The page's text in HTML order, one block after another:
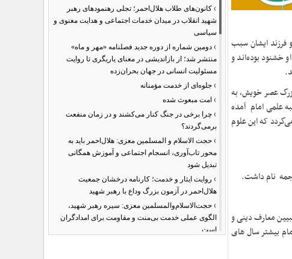
فرزند ایشان سبب
خشنود بوده‌اند و
عصر خویش, به
علمی امام آمده
که این علوم
.
معارف دینی و
بیشتر سال های
› کانون‌های طلاب هلال‌احمر؛ تجلی رهنمودهای رهبر
شهید انقلاب در میدان خدمات اجتماعی و هدایت معنوی و
سیاسی
› دومین شماره از دوره جدید فصلنامه «مهر و ماه»
منتشر شد؛ از بازاندیشی در معنای یاریگری تا روایت
مسئولیت انسانی در جهان بحران‌زده
› جلوه‌ای از خدمت مؤمنانه
› امت مبعوث شده
› چرا برخی در جنگ کنار می‌کشند و در زمان منفعت
برمی‌گردند؟
› حجت الاسلام و المسلمین معزی: هلال‌احمر باید به
محور تاب‌آوری، انسجام اجتماعی و آموزش همگانی
تبدیل شود
› روایت ایثار و خدمت؛ کارنامه درخشان جمعیت
هلال‌احمر در آزمون بزرگ وداع با رهبر شهید
› حجت‌الاسلام‌والمسلمین معزی: سیره رهبر شهید،
الگوی عملی خدمت بی‌منت و مقاومت برای امدادگران
است